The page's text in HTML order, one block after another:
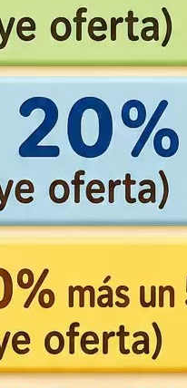
one piece LUFFY bolsa 17cm
MUNECO S/CAJAS bolsa
muneco cajas LUFFY c/capa
MUNECO C/CAJAS